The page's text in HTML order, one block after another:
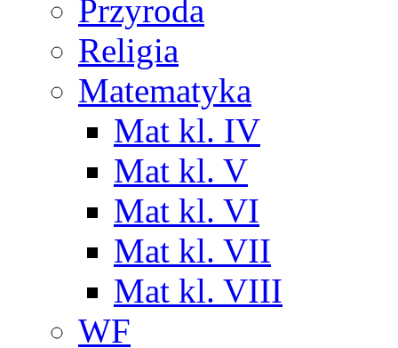
Przyroda
Religia
Matematyka
Mat kl. IV
Mat kl. V
Mat kl. VI
Mat kl. VII
Mat kl. VIII
WF